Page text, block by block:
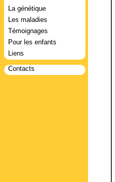
La génétique
Les maladies
Témoignages
Pour les enfants
Liens
Contacts